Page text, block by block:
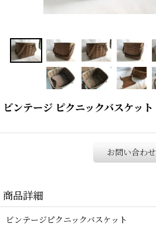
ビンテージ ピクニックバスケット
お問い合わせ
商品詳細
ビンテージピクニックバスケット